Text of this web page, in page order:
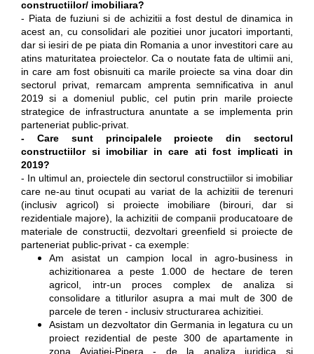
constructiilor/ imobiliara?
- Piata de fuziuni si de achizitii a fost destul de dinamica in
acest an, cu consolidari ale pozitiei unor jucatori importanti,
dar si iesiri de pe piata din Romania a unor investitori care au
atins maturitatea proiectelor. Ca o noutate fata de ultimii ani,
in care am fost obisnuiti ca marile proiecte sa vina doar din
sectorul privat, remarcam amprenta semnificativa in anul
2019 si a domeniul public, cel putin prin marile proiecte
strategice de infrastructura anuntate a se implementa prin
parteneriat public-privat.
- Care sunt principalele proiecte din sectorul
constructiilor si imobiliar in care ati fost implicati in
2019?
- In ultimul an, proiectele din sectorul constructiilor si imobiliar
care ne-au tinut ocupati au variat de la achizitii de terenuri
(inclusiv agricol) si proiecte imobiliare (birouri, dar si
rezidentiale majore), la achizitii de companii producatoare de
materiale de constructii, dezvoltari greenfield si proiecte de
parteneriat public-privat - ca exemple:
Am asistat un campion local in agro-business in
achizitionarea a peste 1.000 de hectare de teren
agricol, intr-un proces complex de analiza si
consolidare a titlurilor asupra a mai mult de 300 de
parcele de teren - inclusiv structurarea achizitiei.
Asistam un dezvoltator din Germania in legatura cu un
proiect rezidential de peste 300 de apartamente in
zona Aviatiei-Pipera - de la analiza juridica si